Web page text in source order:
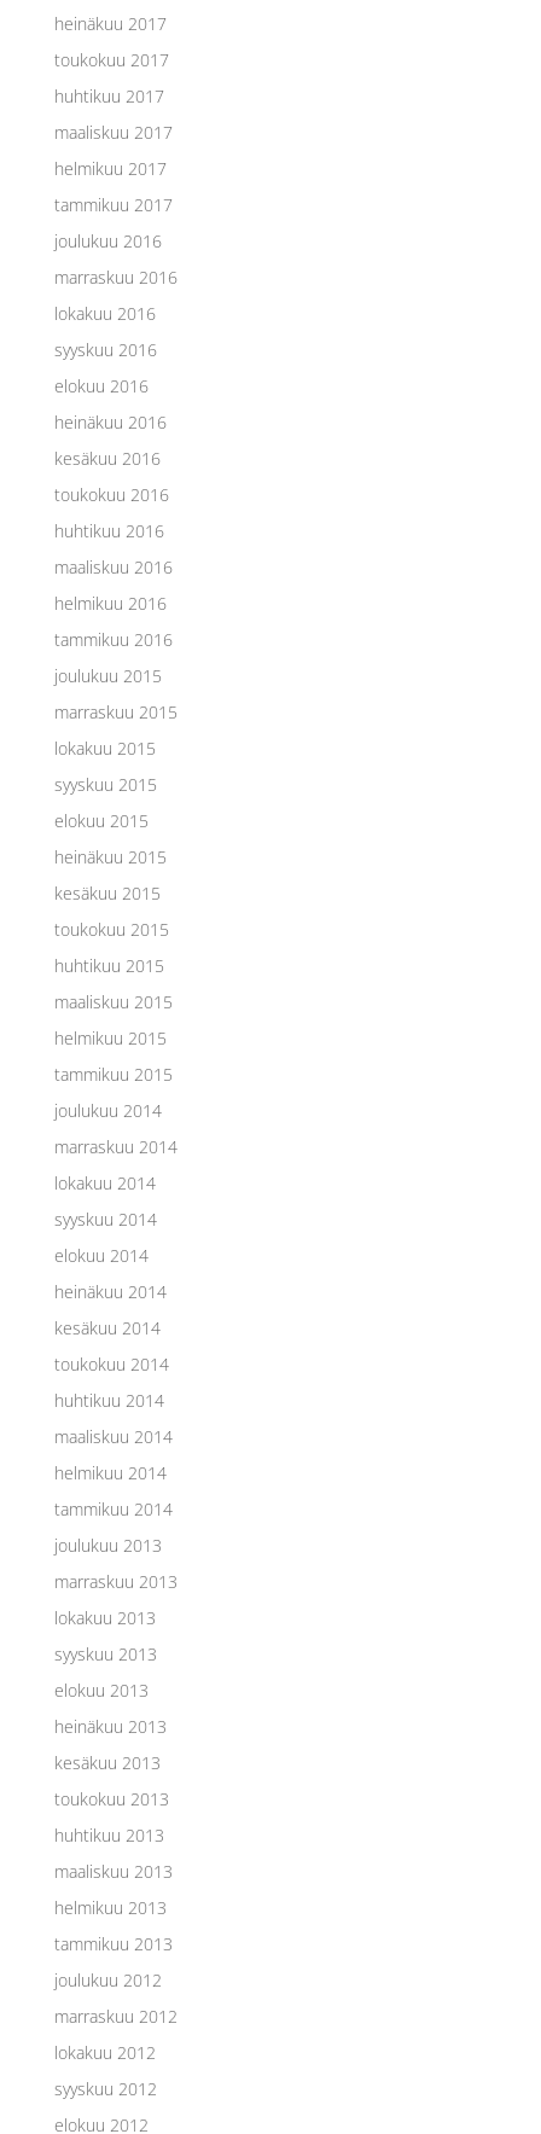
heinäkuu 2017
toukokuu 2017
huhtikuu 2017
maaliskuu 2017
helmikuu 2017
tammikuu 2017
joulukuu 2016
marraskuu 2016
lokakuu 2016
syyskuu 2016
elokuu 2016
heinäkuu 2016
kesäkuu 2016
toukokuu 2016
huhtikuu 2016
maaliskuu 2016
helmikuu 2016
tammikuu 2016
joulukuu 2015
marraskuu 2015
lokakuu 2015
syyskuu 2015
elokuu 2015
heinäkuu 2015
kesäkuu 2015
toukokuu 2015
huhtikuu 2015
maaliskuu 2015
helmikuu 2015
tammikuu 2015
joulukuu 2014
marraskuu 2014
lokakuu 2014
syyskuu 2014
elokuu 2014
heinäkuu 2014
kesäkuu 2014
toukokuu 2014
huhtikuu 2014
maaliskuu 2014
helmikuu 2014
tammikuu 2014
joulukuu 2013
marraskuu 2013
lokakuu 2013
syyskuu 2013
elokuu 2013
heinäkuu 2013
kesäkuu 2013
toukokuu 2013
huhtikuu 2013
maaliskuu 2013
helmikuu 2013
tammikuu 2013
joulukuu 2012
marraskuu 2012
lokakuu 2012
syyskuu 2012
elokuu 2012